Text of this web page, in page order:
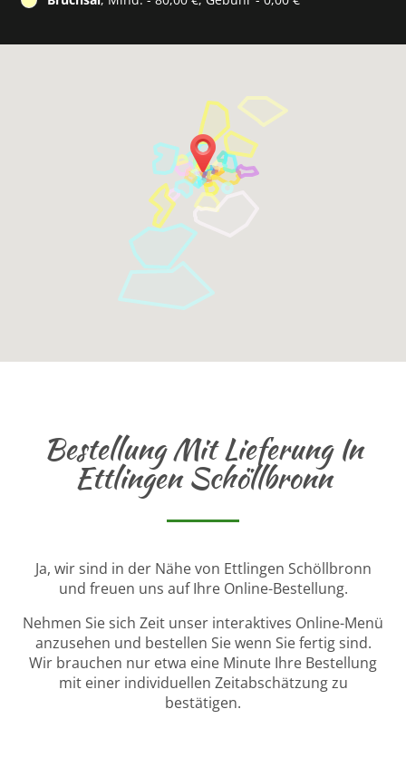
Bestellung Mit Lieferung In
Ettlingen Schöllbronn
Ja, wir sind in der Nähe von Ettlingen Schöllbronn
und freuen uns auf Ihre Online-Bestellung.
Nehmen Sie sich Zeit unser interaktives Online-Menü
anzusehen und bestellen Sie wenn Sie fertig sind.
Wir brauchen nur etwa eine Minute Ihre Bestellung
mit einer individuellen Zeitabschätzung zu
bestätigen.